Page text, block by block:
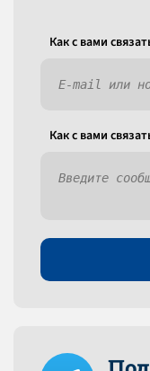
Как c вами
Как c вами